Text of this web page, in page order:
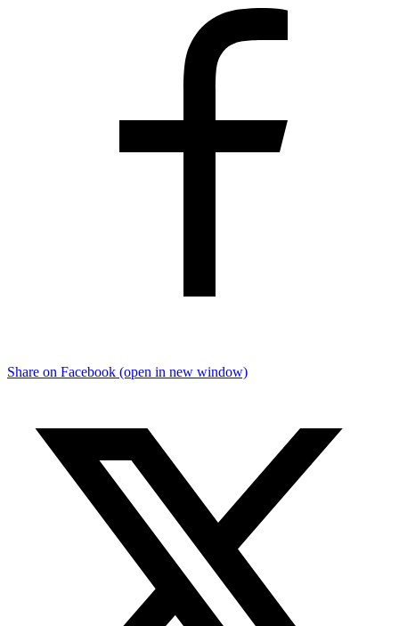
Share on Facebook (open in new window)